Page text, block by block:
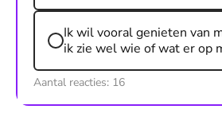
Ik wil vooral genieten van
ik zie wel wie of wat er op
Aantal reacties: 16